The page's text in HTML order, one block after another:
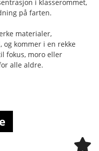
i klasserommet,
på farten.
materialer,
og kommer i en rekke
fokus, moro eller
alle aldre.